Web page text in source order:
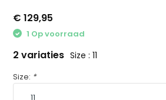
€ 129,95
1 Op voorraad
2 variaties Size : 11
Size: *